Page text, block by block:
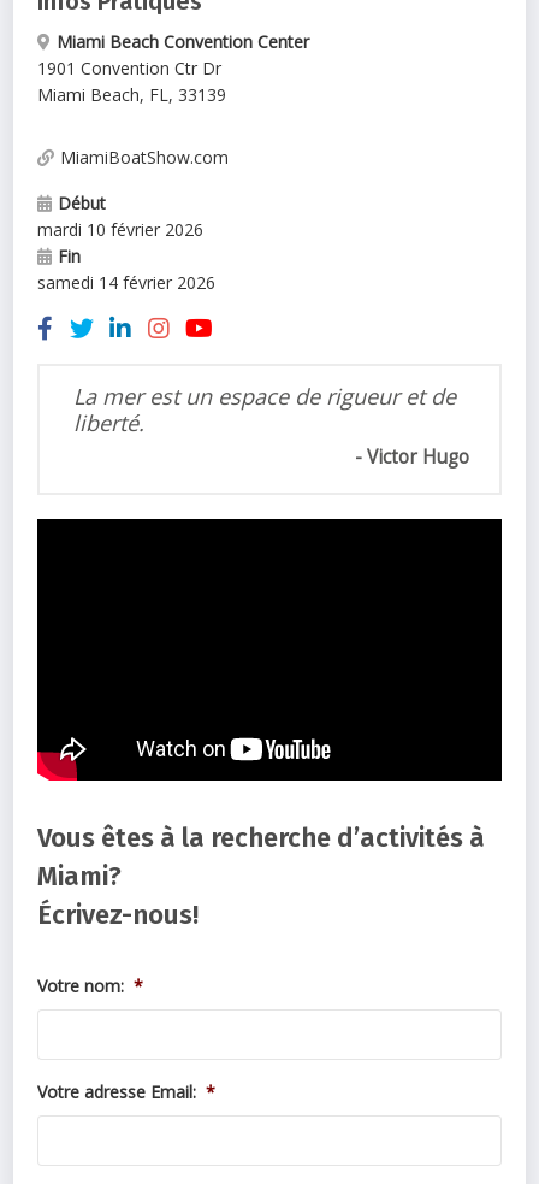
Miami Beach Convention Center
1901 Convention Ctr Dr
Miami Beach, FL, 33139
MiamiBoatShow.com
Début
mardi 10 février 2026
Fin
samedi 14 février 2026
La mer est un espace de rigueur et de
liberté.
Victor Hugo
Vous êtes à la recherche d’activités à
Miami?
Écrivez-nous!
Votre nom: *
Votre adresse Email: *